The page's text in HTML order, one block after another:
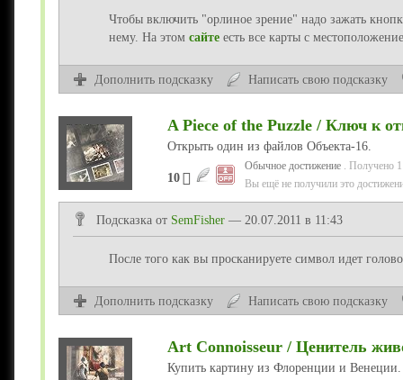
Чтобы включить "орлиное зрение" надо зажать
нему. На этом сайте есть все карты с
Дополнить подсказку Написать свою подсказку
A Piece of the Puzzle / Ключ к
Открыть один из файлов Объекта-16.
10
Обычное достижение . Получено
Вы ещё не получили это
Подсказка от SemFisher — 20.07.2011 в 11:43
После того как вы просканируете символ идет
Дополнить подсказку Написать свою подсказку
Art Connoisseur / Ценитель
Купить картину из Флоренции и Венеции.